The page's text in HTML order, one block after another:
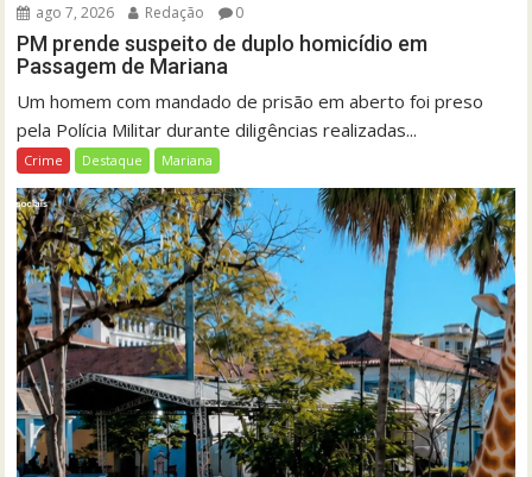
ago 7, 2026 Redação 0
PM prende suspeito de duplo homicídio em
Passagem de Mariana
Um homem com mandado de prisão em aberto foi preso
pela Polícia Militar durante diligências realizadas...
Crime Destaque Mariana